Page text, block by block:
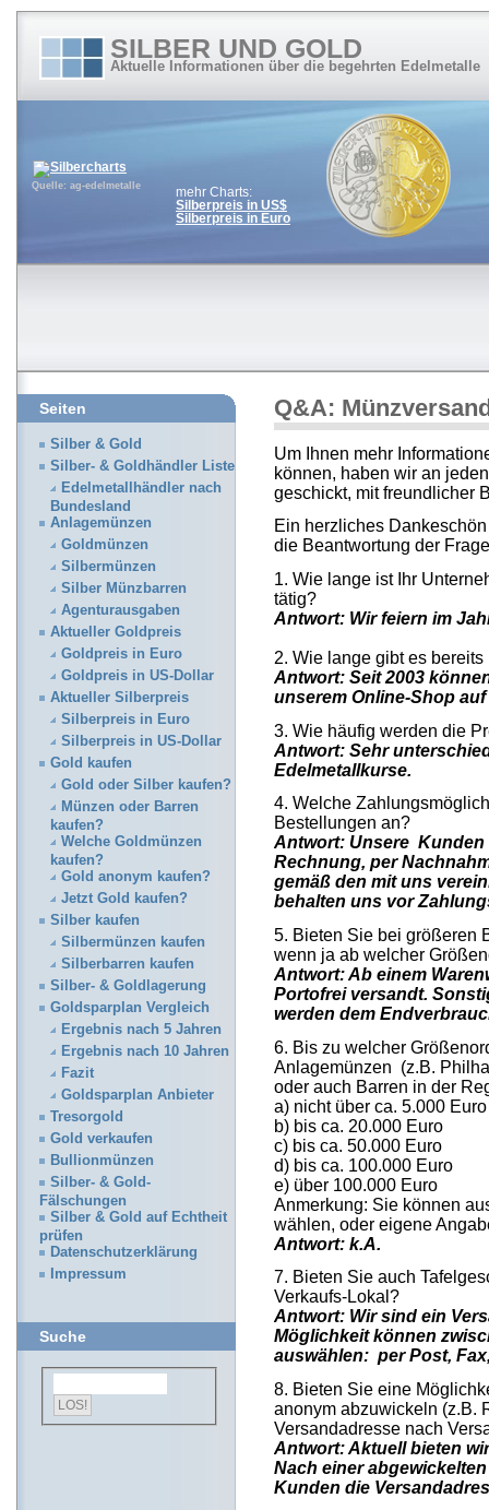
SILBER UND GOLD
Aktuelle Informationen über die begehrten Edelmetalle
Quelle: ag-edelmetalle
mehr Charts:
Silberpreis in US$
Silberpreis in Euro
Q&A:
Um Ihnen mehr
können, haben wir an
geschickt, mit freundlicher
Ein herzliches
die Beantwortung der
1. Wie lange ist Ihr
tätig?
Antwort: Wir feiern im
2. Wie lange gibt es
Antwort: Seit 2003
unserem Online-Shop
3. Wie häufig werden die
Antwort: Sehr
Edelmetallkurse.
4. Welche
Bestellungen an?
Antwort: Unsere Kunden
Rechnung, per
gemäß den mit uns
behalten uns vor
5. Bieten Sie bei größeren
wenn ja ab welcher
Antwort: Ab einem
Portofrei versandt.
werden dem
6. Bis zu welcher
Anlagemünzen (z.B.
oder auch Barren in der
a) nicht über ca. 5.000 Euro
b) bis ca. 20.000 Euro
c) bis ca. 50.000 Euro
d) bis ca. 100.000 Euro
e) über 100.000 Euro
Anmerkung: Sie können
wählen, oder eigene
Antwort: k.A.
7. Bieten Sie auch
Verkaufs-Lokal?
Antwort: Wir sind ein
Möglichkeit können
auswählen: per Post,
8. Bieten Sie eine
anonym abzuwickeln (z.B.
Versandadresse nach
Antwort: Aktuell bieten
Nach einer
Kunden die
Seiten
Silber & Gold
Silber- & Goldhändler Liste
Edelmetallhändler nach
Bundesland
Anlagemünzen
Goldmünzen
Silbermünzen
Silber Münzbarren
Agenturausgaben
Aktueller Goldpreis
Goldpreis in Euro
Goldpreis in US-Dollar
Aktueller Silberpreis
Silberpreis in Euro
Silberpreis in US-Dollar
Gold kaufen
Gold oder Silber kaufen?
Münzen oder Barren
kaufen?
Welche Goldmünzen
kaufen?
Gold anonym kaufen?
Jetzt Gold kaufen?
Silber kaufen
Silbermünzen kaufen
Silberbarren kaufen
Silber- & Goldlagerung
Goldsparplan Vergleich
Ergebnis nach 5 Jahren
Ergebnis nach 10 Jahren
Fazit
Goldsparplan Anbieter
Tresorgold
Gold verkaufen
Bullionmünzen
Silber- & Gold-
Fälschungen
Silber & Gold auf Echtheit
prüfen
Datenschutzerklärung
Impressum
Suche